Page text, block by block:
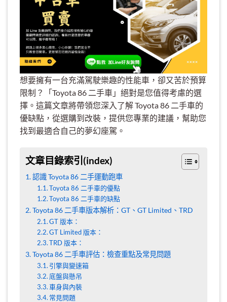
想要擁有一台充滿駕駛樂趣的性能車，卻又苦於預算
限制？「Toyota 86 二手車」絕對是您值得考慮的選
擇。這篇文章將帶領您深入了解 Toyota 86 二手車的
優缺點，從選購到改裝，提供您專業的建議，幫助您
找到最適合自己的夢幻座駕。
文章目錄索引(index)
認識 Toyota 86 二手運動跑車
Toyota 86 二手車的優點
Toyota 86 二手車的缺點
Toyota 86 二手車版本解析：GT、GT Limited、TRD
GT 版本：
GT Limited 版本：
TRD 版本：
Toyota 86 二手車評估：檢查重點及常見問題
引擎與變速箱
底盤與懸吊
車身與內裝
常見問題